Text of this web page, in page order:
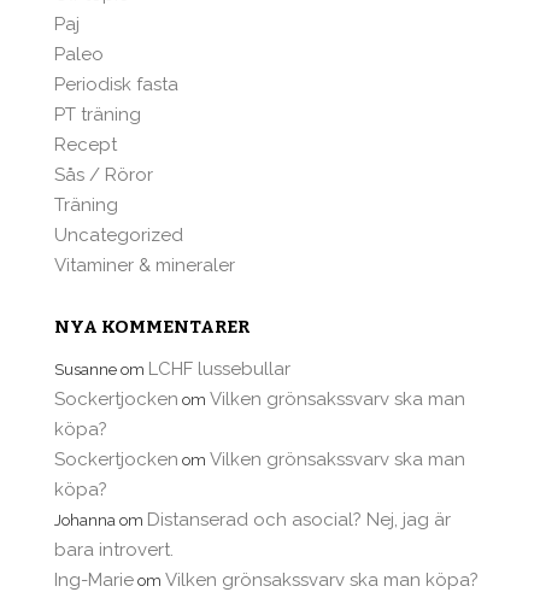
Paj
Paleo
Periodisk fasta
PT träning
Recept
Sås / Röror
Träning
Uncategorized
Vitaminer & mineraler
NYA KOMMENTARER
Susanne om LCHF lussebullar
Sockertjocken om Vilken grönsakssvarv ska man
köpa?
Sockertjocken om Vilken grönsakssvarv ska man
köpa?
Johanna om Distanserad och asocial? Nej, jag är
bara introvert.
Ing-Marie om Vilken grönsakssvarv ska man köpa?